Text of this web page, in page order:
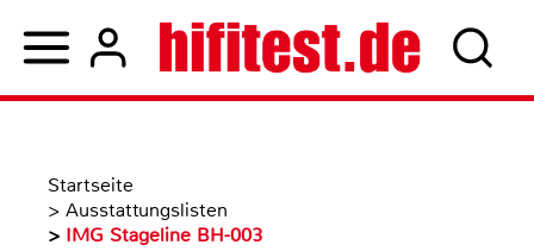
Startseite
> Ausstattungslisten
> IMG Stageline BH-003